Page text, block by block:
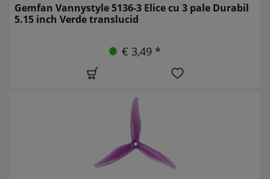
Gemfan Vannystyle 5136-3 Elice cu 3 pale Durabil
5.15 inch Verde translucid
€ 3,49 *